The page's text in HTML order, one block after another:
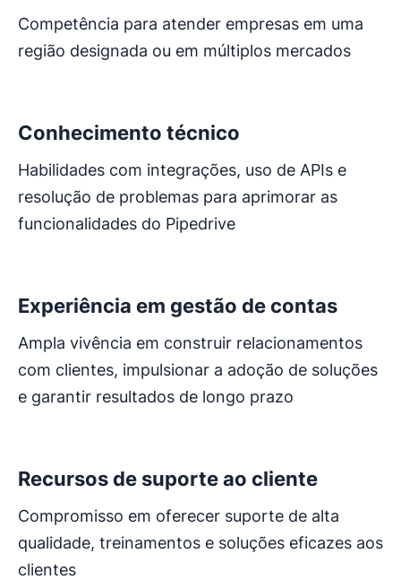
Competência para atender empresas em uma
região designada ou em múltiplos mercados
Conhecimento técnico
Habilidades com integrações, uso de APIs e
resolução de problemas para aprimorar as
funcionalidades do Pipedrive
Experiência em gestão de contas
Ampla vivência em construir relacionamentos
com clientes, impulsionar a adoção de soluções
e garantir resultados de longo prazo
Recursos de suporte ao cliente
Compromisso em oferecer suporte de alta
qualidade, treinamentos e soluções eficazes aos
clientes